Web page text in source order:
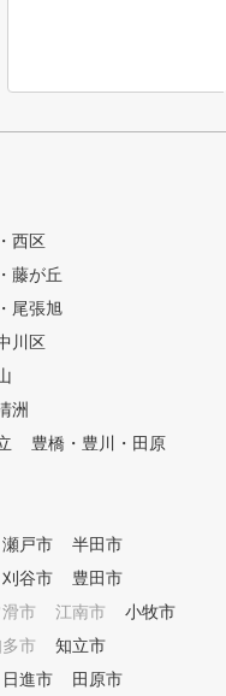
能 〈POINT02〉最新のテ
POINT06〉全店舗の専用
場を完備
西区
藤が丘
尾張旭
川区
洲
豊橋・豊川・田原
瀬戸市
半田市
刈谷市
豊田市
市 江南市
小牧市
市
知立市
日進市
田原市